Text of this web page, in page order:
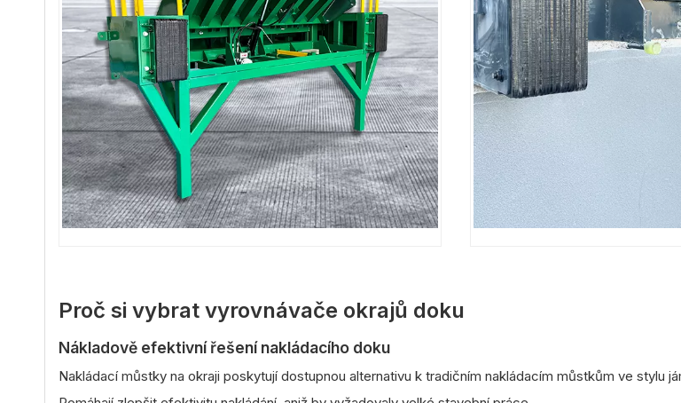
Proč si vybrat vyrovnávače okrajů doku
Nákladově efektivní řešení nakládacího doku
Nakládací můstky na okraji poskytují dostupnou alternativu k tradičním nakládacím můstkům ve stylu